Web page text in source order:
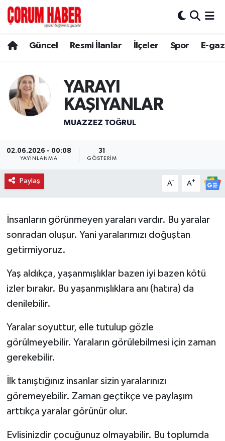
Güncel Resmi İlanlar İlçeler Spor E-
YARAYI
KAŞIYANLAR
MUAZZEZ TOĞRUL
02.06.2026 - 00:08
YAYINLANMA
31
GÖSTERIM
Paylaş A- A+
İnsanların görünmeyen yaraları vardır. Bu yaralar
sonradan oluşur. Yani yaralarımızı doğuştan
getirmiyoruz.
Yaş aldıkça, yaşanmışlıklar bazen iyi bazen kötü
izler bırakır. Bu yaşanmışlıklara anı (hatıra) da
denilebilir.
Yaralar soyuttur, elle tutulup gözle
görülmeyebilir. Yaraların görülebilmesi için zaman
gerekebilir.
İlk tanıştığınız insanlar sizin yaralarınızı
göremeyebilir. Zaman geçtikçe ve paylaşım
arttıkça yaralar görünür olur.
Evlisinizdir çocuğunuz olmayabilir. Bu toplumda
Spor
Resmi İlanlar
Alaca
Dodurga
İskilip
Laçin
Mecitözü
Ortaköy
Sungurlu
Hava Durumu
Çorum Namaz Vakitleri
Trafik Durumu
Son Dakika Haberleri
Haber Arşivi